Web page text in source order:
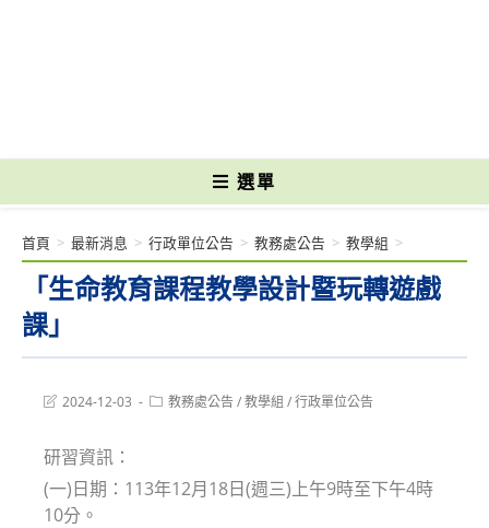
選單
「生命教育課程教學設計暨玩轉遊戲
課」
首頁 > 最新消息 > 行政單位公告 > 教務處公告 > 教學組 >
Post2024-12-03
Post教務處公告/教學組 /行政單位公告
研習資訊：
(一)日期：113年12月18日(週三)上午9時至下午4時
10分。